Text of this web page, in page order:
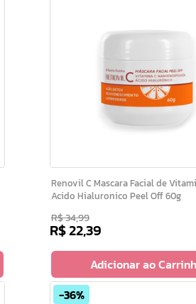
Renovil C Mascara Facial de Vitamina C e
Acido Hialuronico Peel Off 60g
R$34,99
R$22,39
Adicionar ao
36%